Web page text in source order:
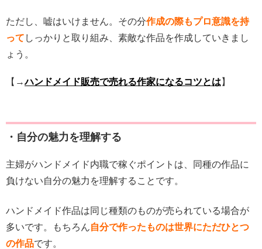
ただし、嘘はいけません。その分作成の際もプロ意識を持
って しっかりと取り組み、素敵な作品を作成していきまし
ょう。
【→ハンドメイド販売で売れる作家になるコツとは】
・自分の魅力を理解する
主婦がハンドメイド内職で稼ぐポイントは、同種の作品に
負けない自分の魅力を理解することです。
ハンドメイド作品は同じ種類のものが売られている場合が
多いです。もちろん自分で作ったものは世界にただひとつ
の作品です。